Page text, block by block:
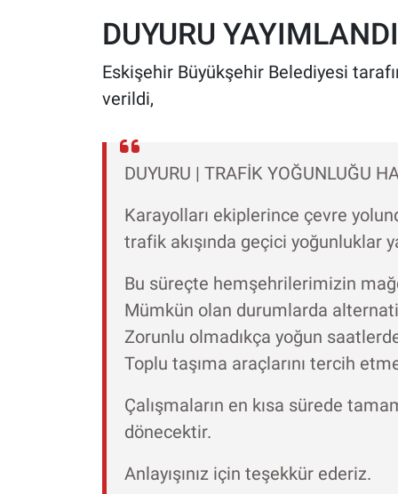
DUYURU YAYIMLANDI
Eskişehir Büyükşehir Belediyesi
verildi,
DUYURU | TRAFİK YOĞUNLUĞU
Karayolları ekiplerince çevre
trafik akışında geçici yoğunluklar
Bu süreçte hemşehrilerimizin
Mümkün olan durumlarda
Zorunlu olmadıkça yoğun
Toplu taşıma araçlarını tercih
Çalışmaların en kısa sürede
dönecektir.
Anlayışınız için teşekkür ederiz.